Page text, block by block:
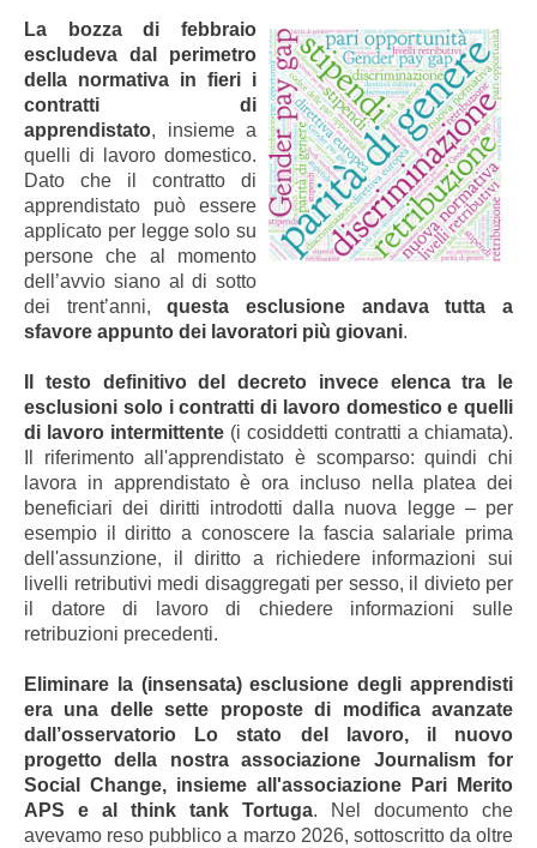
La bozza di febbraio
escludeva dal perimetro
della normativa in fieri i
contratti di
apprendistato, insieme a
quelli di lavoro domestico.
Dato che il contratto di
apprendistato può essere
applicato per legge solo su
persone che al momento
dell’avvio siano al di sotto
dei trent’anni,questa esclusione andava tutta a
sfavore appunto dei lavoratori più giovani.
Il testo definitivo del decreto invece elenca tra le
esclusioni solo i contratti di lavoro domestico e quelli
di lavoro intermittente (i cosiddetti contratti a chiamata).
Il riferimento all'apprendistato è scomparso: quindi chi
lavora in apprendistato è ora incluso nella platea dei
beneficiari dei diritti introdotti dalla nuova legge – per
esempio il diritto a conoscere la fascia salariale prima
dell'assunzione, il diritto a richiedere informazioni sui
livelli retributivi medi disaggregati per sesso, il divieto per
il datore di lavoro di chiedere informazioni sulle
retribuzioni precedenti.
Eliminare la (insensata) esclusione degli apprendisti
era una delle sette proposte di modifica avanzate
dall’osservatorio Lo stato del lavoro, il nuovo
progetto della nostra associazione Journalism for
Social Change, insieme all'associazione Pari Merito
APS e al think tank Tortuga. Nel documento che
avevamo reso pubblico a marzo 2026, sottoscritto da oltre